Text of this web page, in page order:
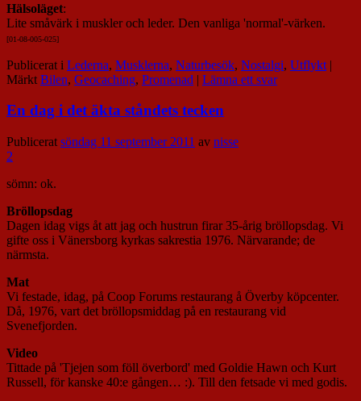
Hälsoläget:
Lite småvärk i muskler och leder. Den vanliga 'normal'-värken.
[01-08-005-025]
Publicerat i Lederna, Musklerna, Naturbesök, Nostalgi, Utflykt |
Märkt Bilen, Geocaching, Promenad | Lämna ett svar
En dag i det äkta ståndets tecken
Publicerat söndag 11 september 2011 av nisse
2
sömn: ok.
Bröllopsdag
Dagen idag vigs åt att jag och hustrun firar 35-årig bröllopsdag. Vi
gifte oss i Vänersborg kyrkas sakrestia 1976. Närvarande; de
närmsta.
Mat
Vi festade, idag, på Coop Forums restaurang å Överby köpcenter.
Då, 1976, vart det bröllopsmiddag på en restaurang vid
Svenefjorden.
Video
Tittade på 'Tjejen som föll överbord' med Goldie Hawn och Kurt
Russell, för kanske 40:e gången… :). Till den fetsade vi med godis.